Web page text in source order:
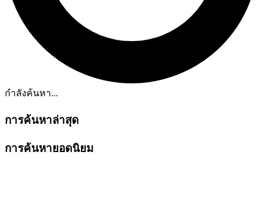
กำลังค้นหา...
การค้นหาล่าสุด
การค้นหายอดนิยม